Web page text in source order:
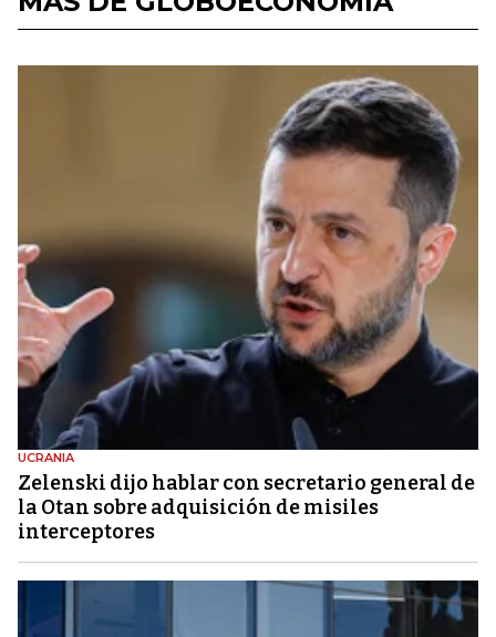
UCRANIA
Zelenski dijo hablar con secretario general de
la Otan sobre adquisición de misiles
interceptores